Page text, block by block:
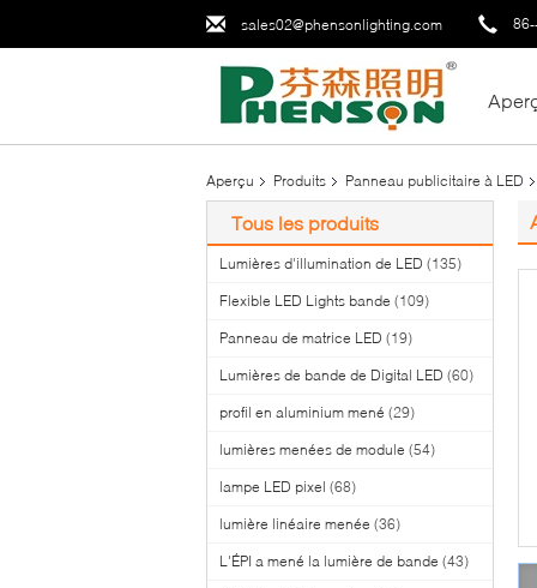
sales02@phensonlighting.com
Aperçu Produits Panneau publicitaire à LED
Tous les produits
Lumières d'illumination de LED (135)
Flexible LED Lights bande (109)
Panneau de matrice LED (19)
Lumières de bande de Digital LED (60)
profil en aluminium mené (29)
lumières menées de module (54)
lampe LED pixel (68)
lumière linéaire menée (36)
L'ÉPI a mené la lumière de bande (43)